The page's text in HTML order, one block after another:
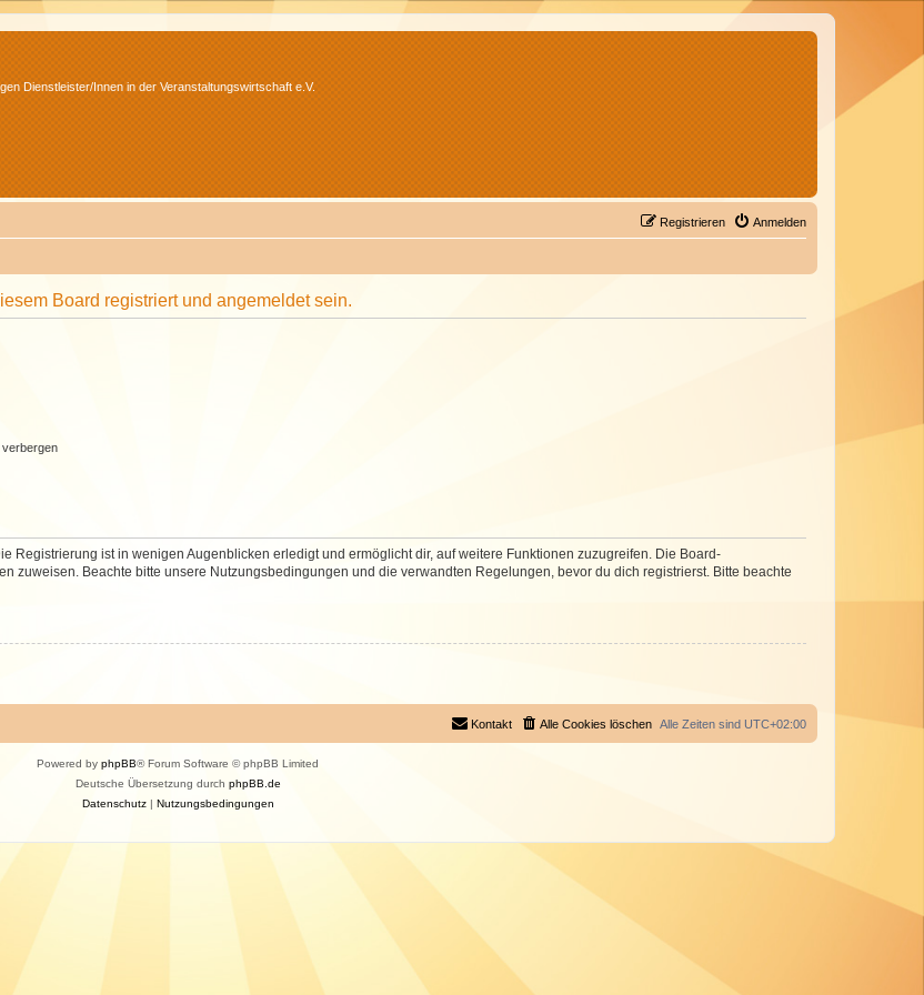
Dienstleister/Innen in der Veranstaltungswirtschaft e.V.
Anmelden
Registrieren
Board registriert und angemeldet sein.
verbergen
Registrierung ist in wenigen Augenblicken erledigt und ermöglicht dir, auf weitere Funktionen zuzugreifen. Die Board-
zuweisen. Beachte bitte unsere Nutzungsbedingungen und die verwandten Regelungen, bevor du dich registrierst. Bitte beachte
Alle Zeiten sind UTC+02:00
Alle Cookies löschen
Kontakt
Powered by phpBB® Forum Software © phpBB Limited
Deutsche Übersetzung durch phpBB.de
Datenschutz| Nutzungsbedingungen